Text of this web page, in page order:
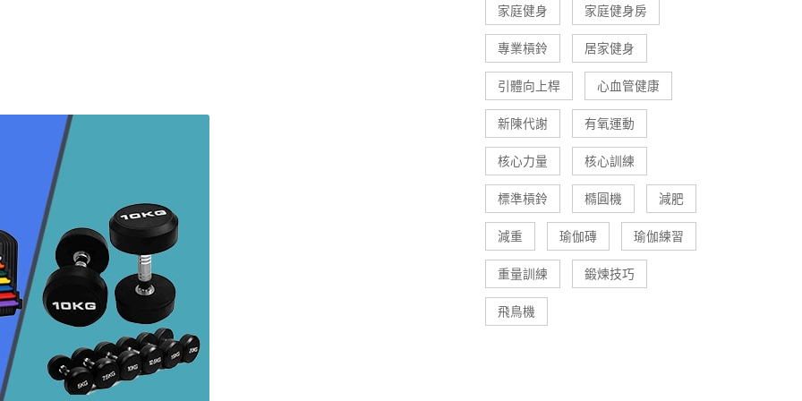
家庭健身 家庭健身房
專業槓鈴 居家健身
引體向上桿 心血管健康
新陳代謝 有氧運動
核心力量 核心訓練
標準槓鈴 橢圓機 減肥
減重 瑜伽磚 瑜伽練習
重量訓練 鍛煉技巧
飛鳥機